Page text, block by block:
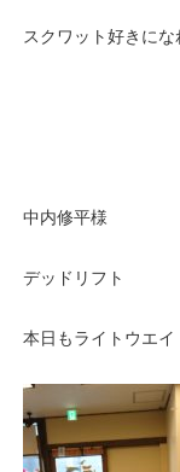
スクワット好きにな
中内修平様
デッドリフト
本日もライトウエ